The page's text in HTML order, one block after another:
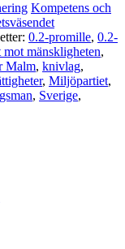
Kompetens och
0.2-promille, 0.2-
mot mänskligheten,
Malm, knivlag,
, Miljöpartiet,
, Sverige,